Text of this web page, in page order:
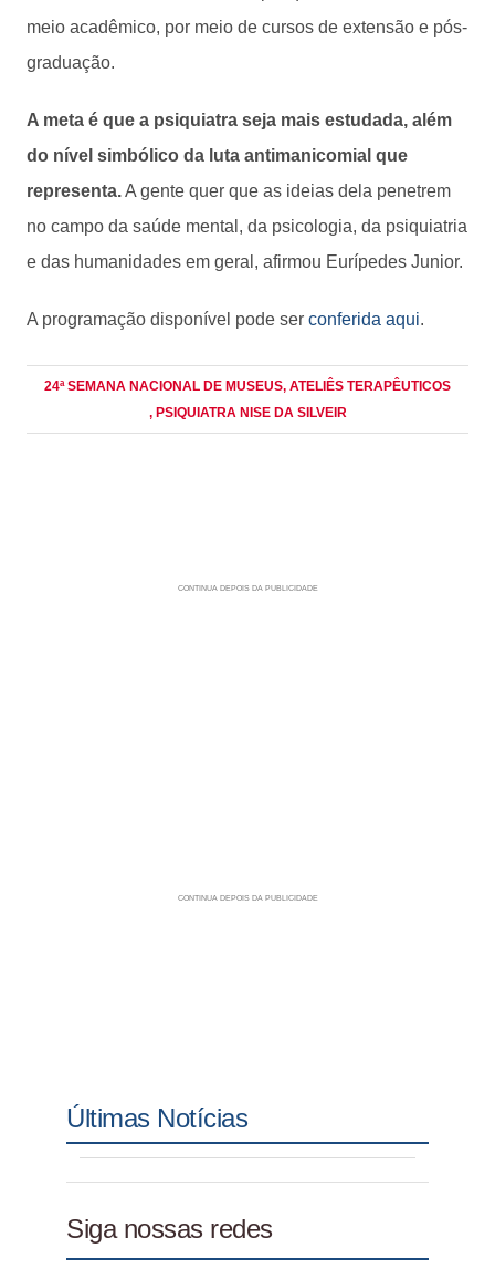
meio acadêmico, por meio de cursos de extensão e pós-
graduação.
A meta é que a psiquiatra seja mais estudada, além
do nível simbólico da luta antimanicomial que
representa.A gente quer que as ideias dela penetrem
no campo da saúde mental, da psicologia, da psiquiatria
e das humanidades em geral, afirmou Eurípedes Junior.
A programação disponível pode ser conferida aqui.
24ª SEMANA NACIONAL DE MUSEUS, ATELIÊS TERAPÊUTICOS
, PSIQUIATRA NISE DA SILVEIR
Últimas Notícias
Siga nossas redes